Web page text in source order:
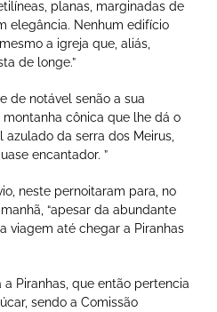
planas, marginadas de
elegância. Nenhum edifício
a igreja que, aliás,
de longe.”
de notável senão a sua
cônica que lhe dá o
da serra dos Meirus,
encantador. ”
neste pernoitaram para, no
“apesar da abundante
viagem até chegar a Piranhas
Piranhas, que então pertencia
sendo a Comissão